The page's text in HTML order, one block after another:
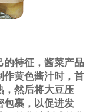
的特征，酱菜产品
作黄色酱汁时，首
，然后将大豆压
包裹，以促进发